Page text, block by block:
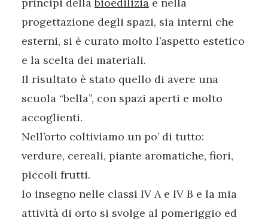
principi dellabioedilizia e nella
progettazione degli spazi, sia interni che
esterni, si è curato molto l’aspetto estetico
e la scelta dei materiali.
Il risultato è stato quello di avere una
scuola “bella”, con spazi aperti e molto
accoglienti.
Nell’orto coltiviamo un po’ di tutto:
verdure, cereali, piante aromatiche, fiori,
piccoli frutti.
Io insegno nelle classi IV A e IV B e la mia
attività di orto si svolge al pomeriggio ed